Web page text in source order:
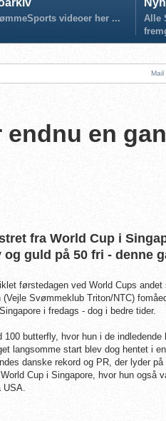
videoer her ...
Alle
Mail
en
fra World Cup i
guld på 50 fri - denne
førstedagen ved World Cups
Svømmeklub Triton/NTC)
i fredags - dog i bedre tider.
butterfly, hvor hun i de
langsomme start blev dog hentet i
danske rekord og PR, der lyder
Cup i Singapore, hvor hun også
USA.